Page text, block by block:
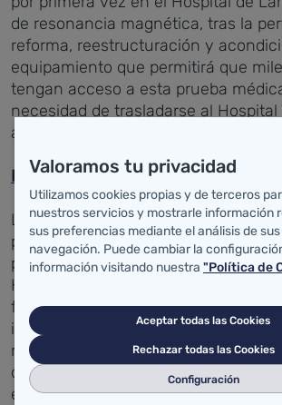
de resonancia magnética, tras la
reforma, reestructuración y
equipamiento que permitirá que
tengan acceso a esta prueba
necesidad de trasladarse al Hospital
asegurado la consejera.
Plan Funcional
La renovación de la cocina y la
parte de las actuaciones
previstas en el Plan Funcional
Hospital de Laredo que "después de
funcionamiento necesita renovar su
infraestructura y equipamiento y
nuevas necesidades demográficas
del área sanitaria a la que da
explicado María Luisa Real.
Valoramos tu privacidad
Utilizamos cookies propias y de terceros
nuestros servicios y mostrarle información
sus preferencias mediante el análisis de
navegación. Puede cambiar la
información visitando nuestra "Política de
Aceptar todas las Cookies
Rechazar todas las Cookies
Configuración